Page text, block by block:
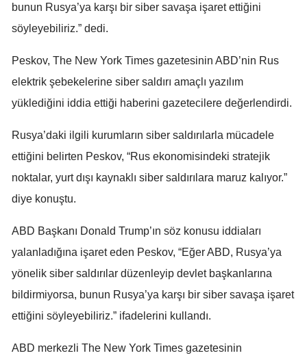
Isparta
Mersin
İstanbul
İzmir
Kayseri
Kırklareli
Kırşehir
bunun Rusya’ya karşı bir siber savaşa işaret ettiğini
söyleyebiliriz.” dedi.
Peskov, The New York Times gazetesinin ABD’nin Rus
elektrik şebekelerine siber saldırı amaçlı yazılım
yüklediğini iddia ettiği haberini gazetecilere değerlendirdi.
Rusya’daki ilgili kurumların siber saldırılarla mücadele
ettiğini belirten Peskov, “Rus ekonomisindeki stratejik
noktalar, yurt dışı kaynaklı siber saldırılara maruz kalıyor.”
diye konuştu.
ABD Başkanı Donald Trump’ın söz konusu iddiaları
yalanladığına işaret eden Peskov, “Eğer ABD, Rusya’ya
yönelik siber saldırılar düzenleyip devlet başkanlarına
bildirmiyorsa, bunun Rusya’ya karşı bir siber savaşa işaret
ettiğini söyleyebiliriz.” ifadelerini kullandı.
ABD merkezli The New York Times gazetesinin